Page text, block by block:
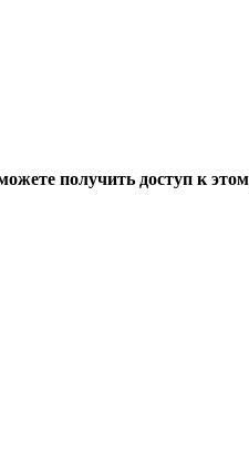
получить доступ к